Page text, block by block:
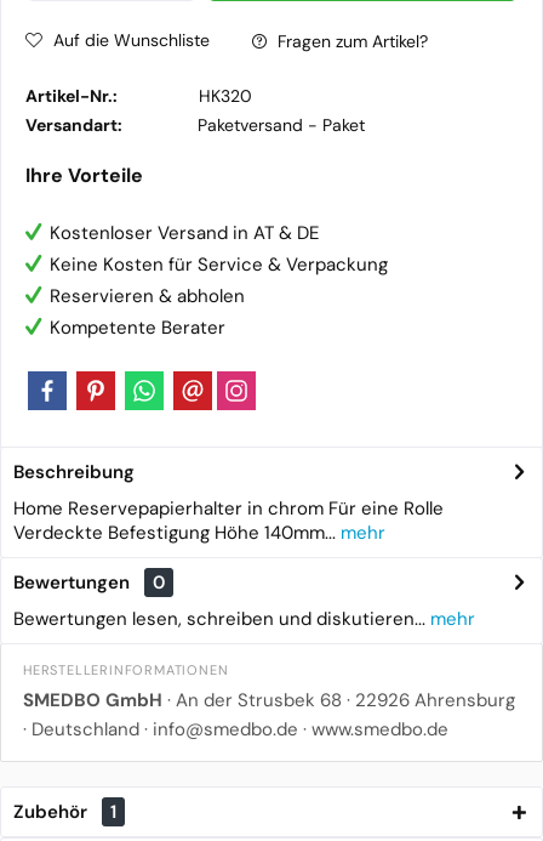
Auf die Wunschliste Fragen zum Artikel?
Artikel-Nr.:
HK320
Versandart:
Paketversand - Paket
Ihre Vorteile
Kostenloser Versand in AT & DE
Keine Kosten für Service & Verpackung
Reservieren & abholen
Kompetente Berater
Beschreibung
Home Reservepapierhalter in chrom Für eine Rolle
Verdeckte Befestigung Höhe 140mm... mehr
Bewertungen
0
Bewertungen lesen, schreiben und diskutieren... mehr
HERSTELLERINFORMATIONEN
SMEDBO GmbH · An der Strusbek 68 · 22926 Ahrensburg
· Deutschland · info@smedbo.de · www.smedbo.de
Zubehör 1